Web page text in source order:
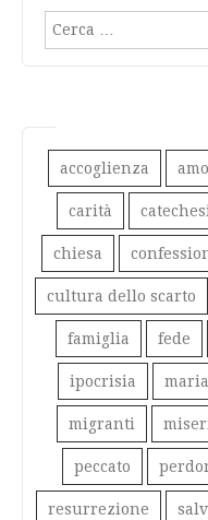
Ricerca
per:
accoglienza
carità
chiesa
cultura dello scarto
famiglia fede
ipocrisia maria
migranti
peccato
resurrezione